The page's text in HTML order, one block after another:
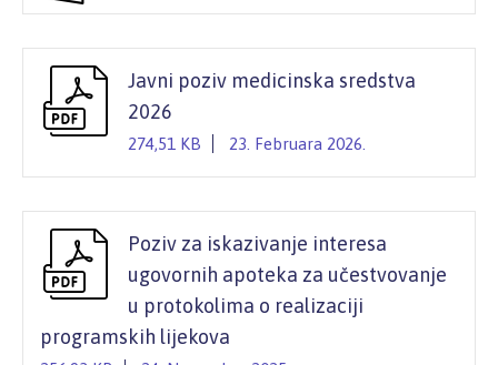
Javni poziv medicinska sredstva
2026
274,51 KB 23. Februara 2026.
Poziv za iskazivanje interesa
ugovornih apoteka za učestvovanje
u protokolima o realizaciji
programskih lijekova